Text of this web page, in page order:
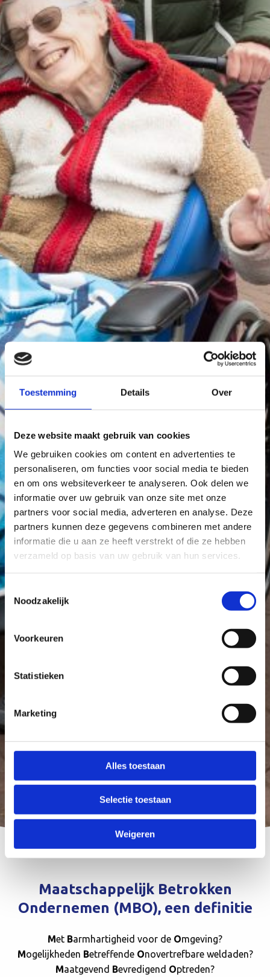
Toestemming Details Over
Deze website maakt gebruik van cookies
We gebruiken cookies om content en advertenties te
personaliseren, om functies voor social media te bieden
en om ons websiteverkeer te analyseren. Ook delen we
informatie over uw gebruik van onze site met onze
partners voor social media, adverteren en analyse. Deze
partners kunnen deze gegevens combineren met andere
informatie die u aan ze heeft verstrekt of die ze hebben
verzameld op basis van uw gebruik van hun services.
Toestemmingsselectie
Noodzakelijk
Voorkeuren
Statistieken
Marketing
Alles toestaan
Selectie toestaan
Weigeren
Maatschappelijk Betrokken
Ondernemen (MBO), een definitie
Met Barmhartigheid voor de Omgeving?
Mogelijkheden Betreffende Onovertrefbare weldaden?
Maatgevend Bevredigend Optreden?